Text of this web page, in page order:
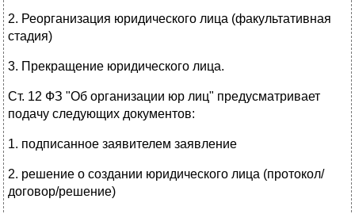
2. Реорганизация юридического лица (факультативная
стадия)
3. Прекращение юридического лица.
Ст. 12 ФЗ "Об организации юр лиц" предусматривает
подачу следующих документов:
1. подписанное заявителем заявление
2. решение о создании юридического лица (протокол/
договор/решение)